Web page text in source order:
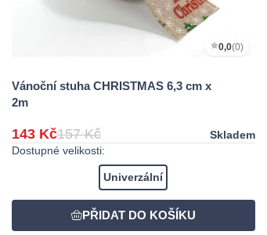
0,0(0)
Vánoční stuha CHRISTMAS 6,3 cm x
2m
143 Kč157 Kč
Skladem
Dostupné velikosti:
Univerzální